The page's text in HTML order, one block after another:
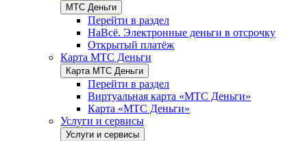
МТС Деньги
Перейти в раздел
НаВсё. Электронные деньги в отсрочку
Открытый платёж
Карта МТС Деньги
Карта МТС Деньги
Перейти в раздел
Виртуальная карта «МТС Деньги»
Карта «МТС Деньги»
Услуги и сервисы
Услуги и сервисы